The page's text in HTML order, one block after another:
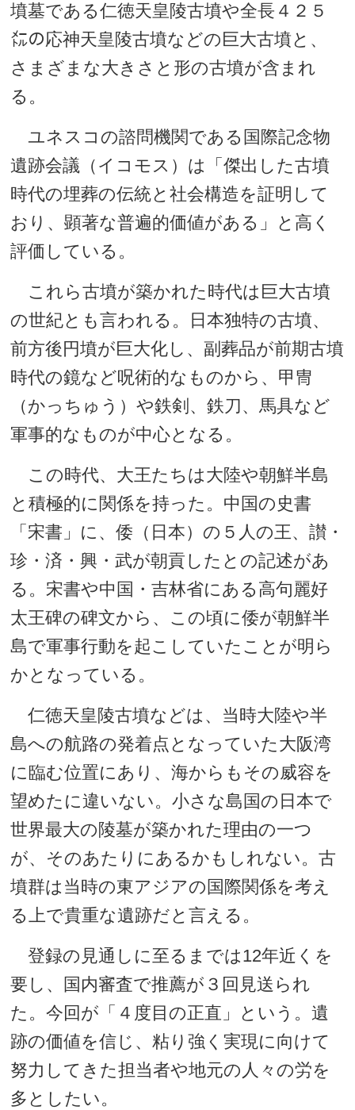
墳墓である仁徳天皇陵古墳や全長４２５
㍍の応神天皇陵古墳などの巨大古墳と、
さまざまな大きさと形の古墳が含まれ
る。
ユネスコの諮問機関である国際記念物
遺跡会議（イコモス）は「傑出した古墳
時代の埋葬の伝統と社会構造を証明して
おり、顕著な普遍的価値がある」と高く
評価している。
これら古墳が築かれた時代は巨大古墳
の世紀とも言われる。日本独特の古墳、
前方後円墳が巨大化し、副葬品が前期古墳
時代の鏡など呪術的なものから、甲冑
（かっちゅう）や鉄剣、鉄刀、馬具など
軍事的なものが中心となる。
この時代、大王たちは大陸や朝鮮半島
と積極的に関係を持った。中国の史書
「宋書」に、倭（日本）の５人の王、讃・
珍・済・興・武が朝貢したとの記述があ
る。宋書や中国・吉林省にある高句麗好
太王碑の碑文から、この頃に倭が朝鮮半
島で軍事行動を起こしていたことが明ら
かとなっている。
仁徳天皇陵古墳などは、当時大陸や半
島への航路の発着点となっていた大阪湾
に臨む位置にあり、海からもその威容を
望めたに違いない。小さな島国の日本で
世界最大の陵墓が築かれた理由の一つ
が、そのあたりにあるかもしれない。古
墳群は当時の東アジアの国際関係を考え
る上で貴重な遺跡だと言える。
登録の見通しに至るまでは12年近くを
要し、国内審査で推薦が３回見送られ
た。今回が「４度目の正直」という。遺
跡の価値を信じ、粘り強く実現に向けて
努力してきた担当者や地元の人々の労を
多としたい。